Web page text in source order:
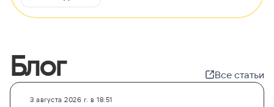
скрытого профиля, обеспечивая вашу
безопасность в социальных сетях.
агрегированным данным для быстрой
проверки. Вы можете
аккаунт через
поиск по номеру машины или даженайти
владельцапо паспортным данным. Мы
Блог Все статьи
3 августа 2026 г. в 18:51